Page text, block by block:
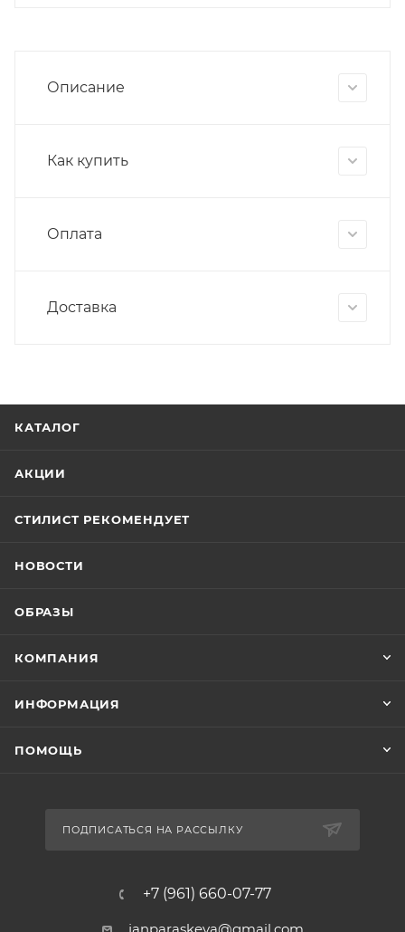
Описание
Как купить
Оплата
Доставка
КАТАЛОГ
АКЦИИ
СТИЛИСТ РЕКОМЕНДУЕТ
НОВОСТИ
ОБРАЗЫ
КОМПАНИЯ
ИНФОРМАЦИЯ
ПОМОЩЬ
ПОДПИСАТЬСЯ НА РАССЫЛКУ
+7 (961) 660-07-77